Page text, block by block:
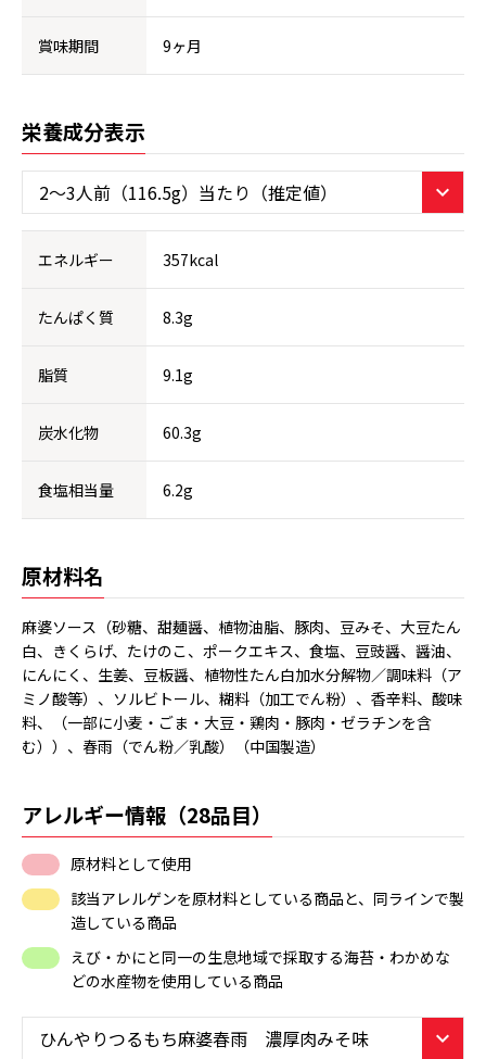
賞味期間 9ヶ月
栄養成分表示
エネルギー 357kcal
たんぱく質 8.3g
脂質 9.1g
炭水化物 60.3g
食塩相当量 6.2g
原材料名
麻婆ソース（砂糖、甜麺醤、植物油脂、豚肉、豆みそ、大豆たん
白、きくらげ、たけのこ、ポークエキス、食塩、豆豉醤、醤油、
にんにく、生姜、豆板醤、植物性たん白加水分解物／調味料（ア
ミノ酸等）、ソルビトール、糊料（加工でん粉）、香辛料、酸味
料、（一部に小麦・ごま・大豆・鶏肉・豚肉・ゼラチンを含
む））、春雨（でん粉／乳酸）（中国製造）
アレルギー情報（28品目）
原材料として使用
該当アレルゲンを原材料としている商品と、同ラインで製
造している商品
えび・かにと同一の生息地域で採取する海苔・わかめな
どの水産物を使用している商品